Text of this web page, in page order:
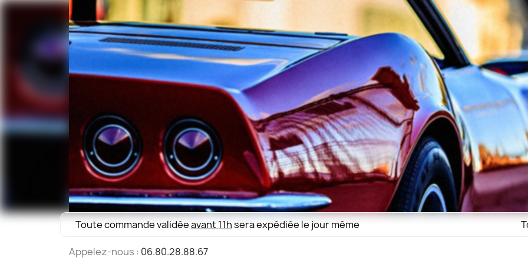
Toute commande validéeavant 11hsera expédiée le jour même
Appelez-nous : 06.80.28.88.67